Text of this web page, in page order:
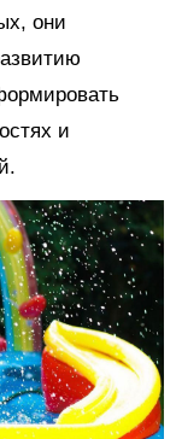
они
и